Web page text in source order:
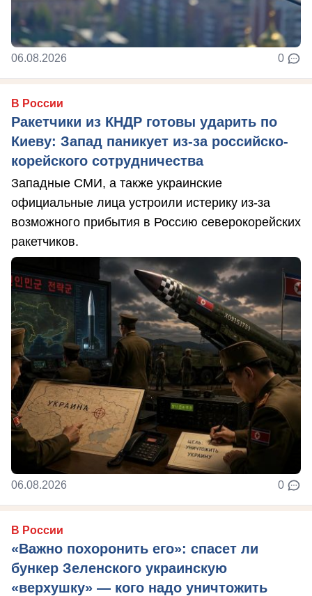
06.08.2026 0
В России
Ракетчики из КНДР готовы ударить по
Киеву: Запад паникует из-за российско-
корейского сотрудничества
Западные СМИ, а также украинские
официальные лица устроили истерику из-за
возможного прибытия в Россию северокорейских
ракетчиков.
06.08.2026 0
В России
«Важно похоронить его»: спасет ли
бункер Зеленского украинскую
«верхушку» — кого надо уничтожить